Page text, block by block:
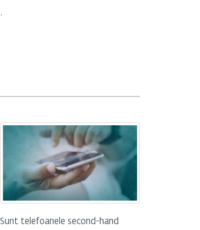
Sunt telefoanele second-hand